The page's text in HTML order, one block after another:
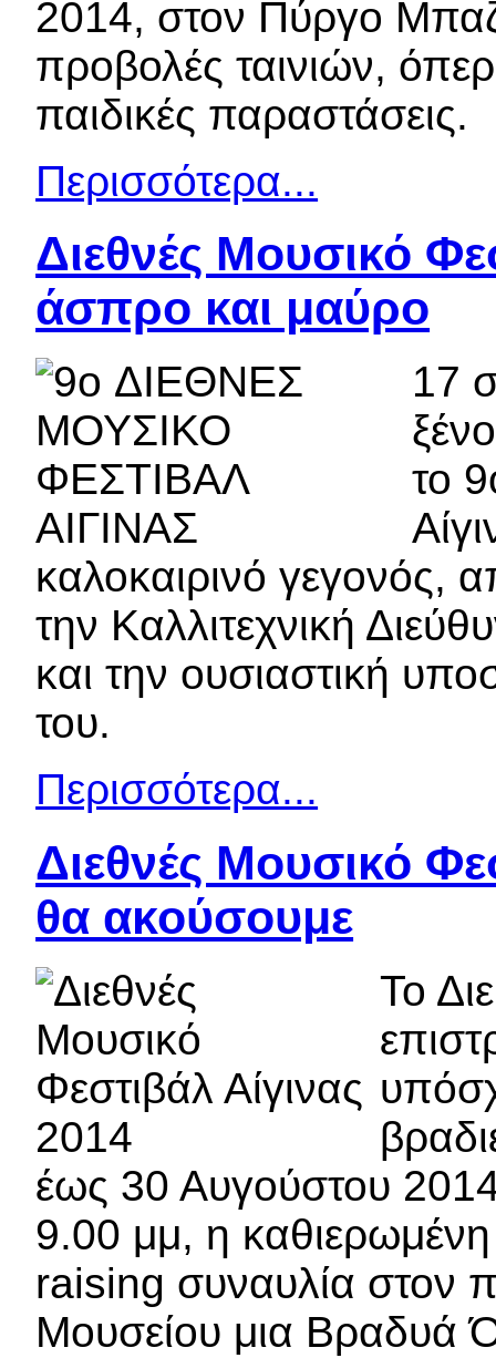
2014, στον Πύργο
προβολές ταινιών,
παιδικές παραστάσεις.
Περισσότερα...
Διεθνές Μουσικό
άσπρο και μαύρο
17
το
καλοκαιρινό γεγονός,
την Καλλιτεχνική
και την ουσιαστική
του.
Περισσότερα...
Διεθνές Μουσικό
θα ακούσουμε
Το
έως 30 Αυγούστου
9.00 μμ, η
raising συναυλία στον
Μουσείου μια Βραδυά